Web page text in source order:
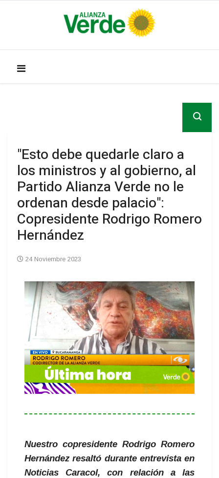
"Esto debe quedarle claro a
los ministros y al gobierno, al
Partido Alianza Verde no le
ordenan desde palacio":
Copresidente Rodrigo Romero
Hernández
24 Noviembre 2023
Nuestro copresidente Rodrigo Romero
Hernández resaltó durante entrevista en
Noticias Caracol, con relación a las